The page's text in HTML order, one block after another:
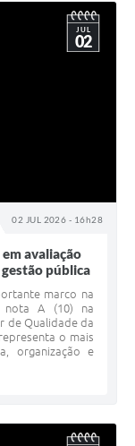
02 JUL 2026 - 16h28
JUL
02
avaliação
pública
marco na
nota A (10) na
de Qualidade da
o mais
organização e